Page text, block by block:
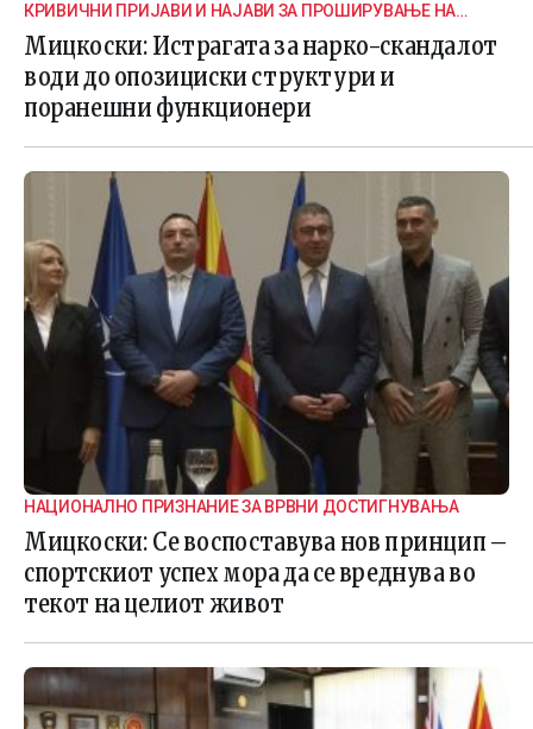
КРИВИЧНИ ПРИЈАВИ И НАЈАВИ ЗА ПРОШИРУВАЊЕ НА
ИСТРАГАТА
Мицкоски: Истрагата за нарко-скандалот
води до опозициски структури и
поранешни функционери
НАЦИОНАЛНО ПРИЗНАНИЕ ЗА ВРВНИ ДОСТИГНУВАЊА
Мицкоски: Се воспоставува нов принцип –
спортскиот успех мора да се вреднува во
текот на целиот живот